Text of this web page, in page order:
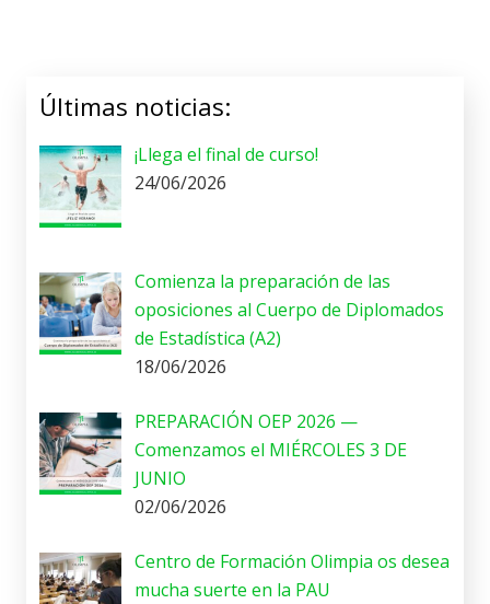
Últimas noticias:
¡Llega el final de curso!
24/06/2026
Comienza la preparación de las
oposiciones al Cuerpo de Diplomados
de Estadística (A2)
18/06/2026
PREPARACIÓN OEP 2026 —
Comenzamos el MIÉRCOLES 3 DE
JUNIO
02/06/2026
Centro de Formación Olimpia os desea
mucha suerte en la PAU